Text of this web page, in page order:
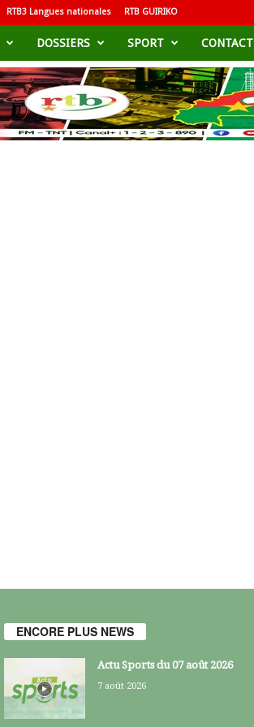
RTB3 Langues nationales RTB GUIRIKO
DOSSIERS SPORT CONTACT
ENCORE PLUS NEWS
Actu Sports du 07 août 2026
7 août 2026